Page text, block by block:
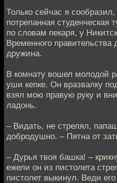
Только сейчас я
потрепанная студенческая
по словам пекаря, у
Временного правительства
дружина.
В комнату вошел молодой
уши кепке. Он вразвалку
взял мою правую руку и
ладонь.
– Видать, не стрелял,
добродушно. – Пятна от
– Дурья твоя башка! –
ежели он из пистолета
пистолет выкинул. Веди